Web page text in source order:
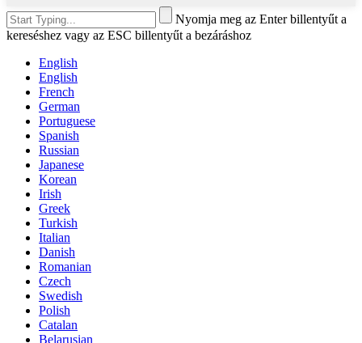
Nyomja meg az Enter billentyűt a
kereséshez vagy az ESC billentyűt a bezáráshoz
English
English
French
German
Portuguese
Spanish
Russian
Japanese
Korean
Irish
Greek
Turkish
Italian
Danish
Romanian
Czech
Swedish
Polish
Catalan
Belarusian